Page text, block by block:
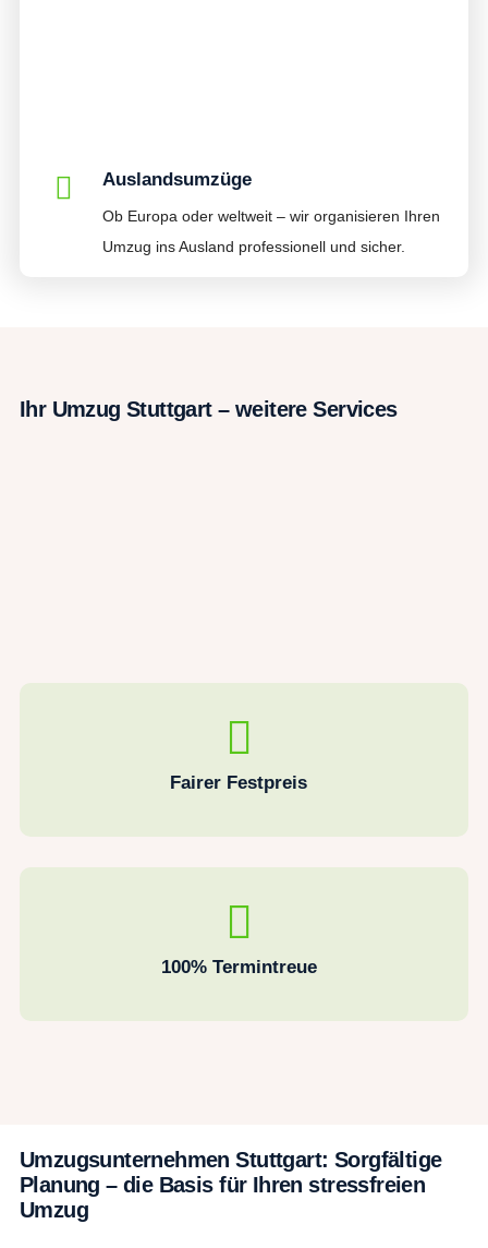
Auslandsumzüge
Ob Europa oder weltweit – wir organisieren Ihren
Umzug ins Ausland professionell und sicher.
Ihr Umzug Stuttgart – weitere Services
Fairer Festpreis
100% Termintreue
Umzugsunternehmen Stuttgart: Sorgfältige
Planung – die Basis für Ihren stressfreien
Umzug